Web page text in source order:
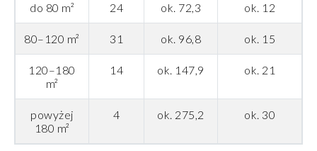
do 80 m² 24 ok. 72,3 ok. 12
80–120 m² 31 ok. 96,8 ok. 15
120–180
m²
14 ok. 147,9 ok. 21
powyżej
180 m²
4 ok. 275,2 ok. 30